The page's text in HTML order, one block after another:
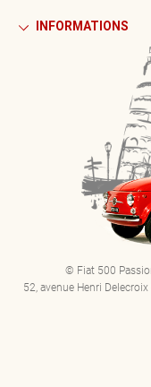
INFORMATIONS
© Fiat 500
52, avenue Henri